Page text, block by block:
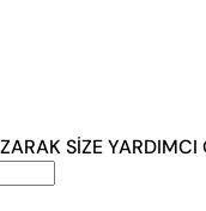
SİZE YARDIMCI